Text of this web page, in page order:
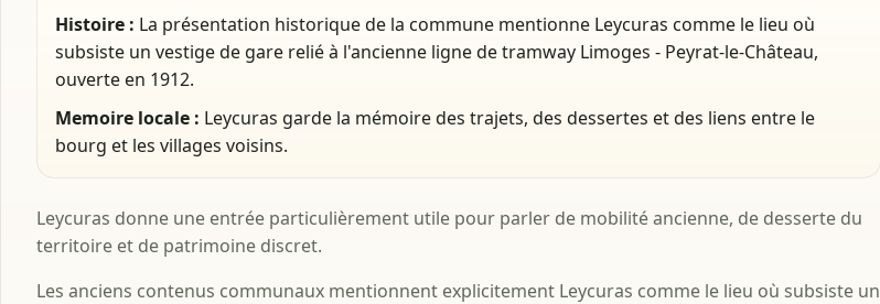
Histoire : La présentation historique de la commune mentionne Leycuras comme le lieu où
subsiste un vestige de gare relié à l'ancienne ligne de tramway Limoges - Peyrat-le-Château,
ouverte en 1912.
Memoire locale : Leycuras garde la mémoire des trajets, des dessertes et des liens entre le
bourg et les villages voisins.
Leycuras donne une entrée particulièrement utile pour parler de mobilité ancienne, de desserte du
territoire et de patrimoine discret.
Les anciens contenus communaux mentionnent explicitement Leycuras comme le lieu où subsiste un